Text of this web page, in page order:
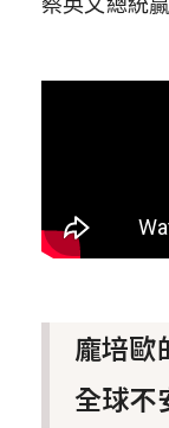
龐培歐
全球不